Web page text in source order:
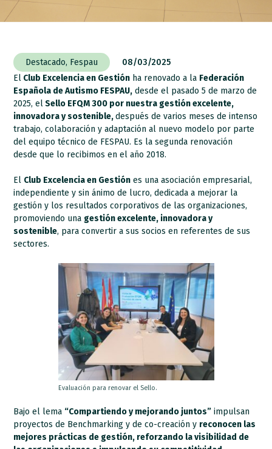
Destacado, Fespau
08/03/2025
El Club Excelencia en Gestión ha renovado a la Federación
Española de Autismo FESPAU, desde el pasado 5 de marzo de
2025, elSello EFQM 300 por nuestra gestión excelente,
innovadora y sostenible,después de varios meses de intenso
trabajo, colaboración y adaptación al nuevo modelo por parte
del equipo técnico de FESPAU. Es la segunda renovación
desde que lo recibimos en el año 2018.
El Club Excelencia en Gestión es una asociación empresarial,
independiente y sin ánimo de lucro, dedicada a mejorar la
gestión y los resultados corporativos de las organizaciones,
promoviendo una gestión excelente, innovadora y
sostenible, para convertir a sus socios en referentes de sus
sectores.
Evaluación para renovar el Sello.
Bajo el lema “Compartiendo y mejorando juntos” impulsan
proyectos de Benchmarking y de co-creación y reconocen las
mejores prácticas de gestión, reforzando la visibilidad de